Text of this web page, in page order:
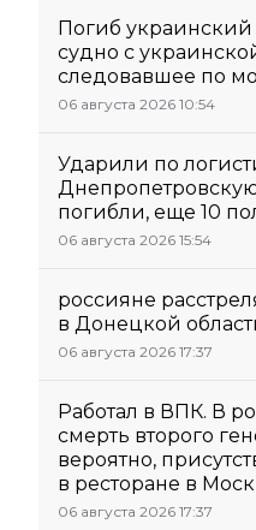
Погиб украинский
судно с
следовавшее по
06 августа 2026 10:54
Ударили по
погибли, еще 10
06 августа 2026 15:54
россияне
в Донецкой
06 августа 2026 17:37
Работал в ВПК. В
смерть второго
вероятно,
в ресторане в
06 августа 2026 17:37